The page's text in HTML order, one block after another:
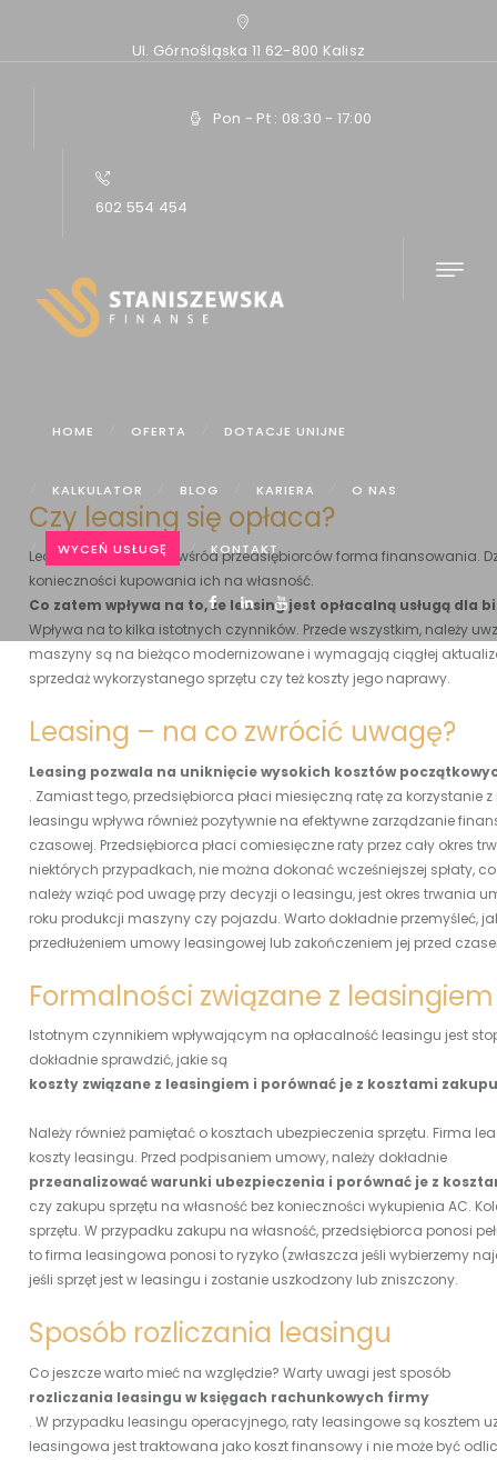
Ul. Górnośląska 11 62-800 Kalisz
Pon - Pt : 08:30 - 17:00
602 554 454
HOME OFERTA DOTACJE UNIJNE
KALKULATOR BLOG KARIERA O NAS
WYCEŃ USŁUGĘ KONTAKT
Home
Artykuły
Czy leasing się opłaca?
Czy leasing się opłaca?
Leasing to popularna wśród przedsiębiorców forma finansowania.
konieczności kupowania ich na własność.
Co zatem wpływa na to, że leasing jest opłacalną usługą dla
Wpływa na to kilka istotnych czynników. Przede wszystkim, należy
maszyny są na bieżąco modernizowane i wymagają ciągłej
sprzedaż wykorzystanego sprzętu czy też koszty jego naprawy.
Leasing – na co zwrócić uwagę?
Leasing pozwala na uniknięcie wysokich kosztów
. Zamiast tego, przedsiębiorca płaci miesięczną ratę za korzystanie
leasingu wpływa również pozytywnie na efektywne zarządzanie
czasowej. Przedsiębiorca płaci comiesięczne raty przez cały okres
niektórych przypadkach, nie można dokonać wcześniejszej spłaty,
należy wziąć pod uwagę przy decyzji o leasingu, jest okres trwania
roku produkcji maszyny czy pojazdu. Warto dokładnie przemyśleć,
przedłużeniem umowy leasingowej lub zakończeniem jej przed
Formalności związane z leasingiem
Istotnym czynnikiem wpływającym na opłacalność leasingu jest
dokładnie sprawdzić, jakie są
koszty związane z leasingiem i porównać je z kosztami zakupu
Należy również pamiętać o kosztach ubezpieczenia sprzętu. Firma
koszty leasingu. Przed podpisaniem umowy, należy dokładnie
przeanalizować warunki ubezpieczenia i porównać je z
czy zakupu sprzętu na własność bez konieczności wykupienia AC.
sprzętu. W przypadku zakupu na własność, przedsiębiorca ponosi
to firma leasingowa ponosi to ryzyko (zwłaszcza jeśli wybierzemy
jeśli sprzęt jest w leasingu i zostanie uszkodzony lub zniszczony.
Sposób rozliczania leasingu
Co jeszcze warto mieć na względzie? Warty uwagi jest sposób
rozliczania leasingu w księgach rachunkowych firmy
. W przypadku leasingu operacyjnego, raty leasingowe są
leasingowa jest traktowana jako koszt finansowy i nie może być